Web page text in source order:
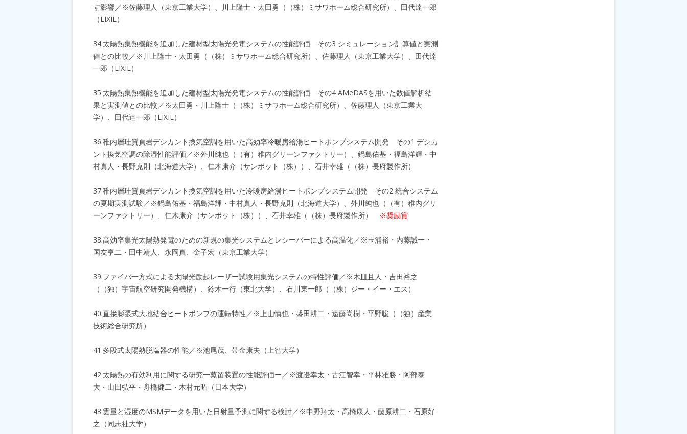
す影響／※佐藤理人（東京工業大学）、川上隆士・太田勇（（株）ミサワホーム総合研究所）、田代達一郎
（LIXIL）
34.太陽熱集熱機能を追加した建材型太陽光発電システムの性能評価 その3 シミュレーション計算値と実測
値との比較／※川上隆士・太田勇（（株）ミサワホーム総合研究所）、佐藤理人（東京工業大学）、田代達
一郎（LIXIL）
35.太陽熱集熱機能を追加した建材型太陽光発電システムの性能評価 その4 AMeDASを用いた数値解析結
果と実測値との比較／※太田勇・川上隆士（（株）ミサワホーム総合研究所）、佐藤理人（東京工業大
学）、田代達一郎（LIXIL）
36.稚内層珪質頁岩デシカント換気空調を用いた高効率冷暖房給湯ヒートポンプシステム開発 その1 デシカ
ント換気空調の除湿性能評価／※外川純也（（有）稚内グリーンファクトリー）、鍋島佑基・福島洋輝・中
村真人・長野克則（北海道大学）、仁木康介（サンポット（株））、石井幸雄（（株）長府製作所）
37.稚内層珪質頁岩デシカント換気空調を用いた冷暖房給湯ヒートポンプシステム開発 その2 統合システム
の夏期実測試験／※鍋島佑基・福島洋輝・中村真人・長野克則（北海道大学）、外川純也（（有）稚内グリ
ーンファクトリー）、仁木康介（サンポット（株））、石井幸雄（（株）長府製作所）
※奨励賞
38.高効率集光太陽熱発電のための新規の集光システムとレシーバーによる高温化／※玉浦裕・内藤誠一・
国友亨二・田中靖人、永岡真、金子宏（東京工業大学）
39.ファイバ一方式による太陽光励起レーザー試験用集光システムの特性評価／※木皿且人・吉田裕之
（（独）宇宙航空研究開発機構）、鈴木一行（東北大学）、石川東一郎（（株）ジー・イー・エス）
40.直接膨張式大地結合ヒートボンプの運転特性／※上山慎也・盛田耕二・遠藤尚樹・平野聡（（独）産業
技術総合研究所）
41.多段式太陽熱脱塩器の性能／※池尾茂、帯金康夫（上智大学）
42.太陽熱の有効利用に関する研究一蒸留装置の性能評価ー／※渡邊幸太・古江智幸・平林雅勝・阿部泰
大・山田弘平・舟橋健二・木村元昭（日本大学）
43.雲量と湿度のMSMデータを用いた日射量予測に関する検討／※中野翔太・高橋康人・藤原耕二・石原好
之（同志社大学）